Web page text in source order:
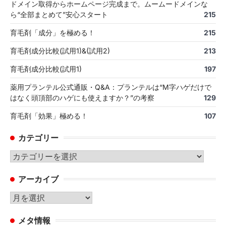
ドメイン取得からホームページ完成まで。ムームードメインな
ら“全部まとめて”安心スタート
215
育毛剤「成分」を極める！ 215
育毛剤成分比較(試用1)&(試用2) 213
育毛剤成分比較(試用1) 197
薬用プランテル公式通販・Q&A：プランテルは“M字ハゲだけで
はなく頭頂部のハゲにも使えますか？”の考察
129
育毛剤「効果」極める！ 107
カテゴリー
カ
ゴ
リ
ー
アーカイブ
ア
カ メタ情報